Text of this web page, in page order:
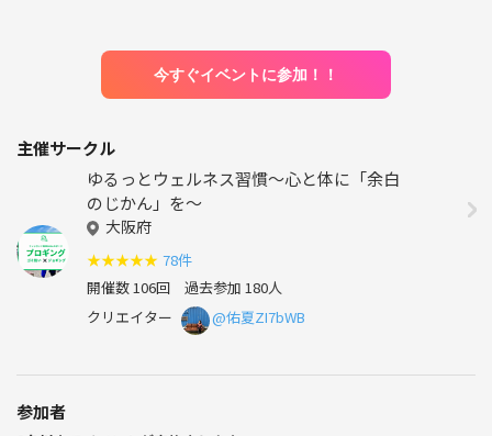
今すぐイベントに参加！！
主催サークル
ゆるっとウェルネス習慣〜心と体に「余白
のじかん」を〜
大阪府
★★★★★ 78件
開催数 106回 過去参加 180人
クリエイター
@佑夏ZI7bWB
参加者